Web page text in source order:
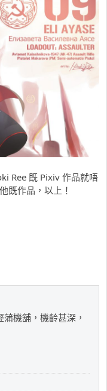
Ree 既 Pixiv 作品就唔
既作品，以上！
機舖，機齡甚深，